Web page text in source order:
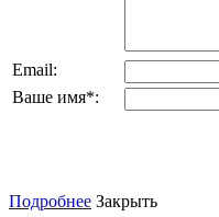
Email:
Ваше имя*:
Подробнее Закрыть